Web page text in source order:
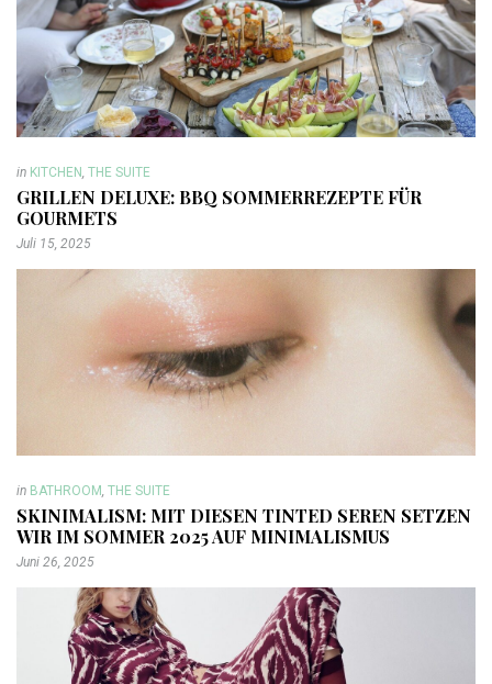
in KITCHEN THE SUITE
GRILLEN DELUXE: BBQ SOMMERREZEPTE FÜR
GOURMETS
Juli 15, 2025
in BATHROOM THE SUITE
SKINIMALISM: MIT DIESEN TINTED SEREN SETZEN
WIR IM SOMMER 2025 AUF MINIMALISMUS
Juni 26, 2025